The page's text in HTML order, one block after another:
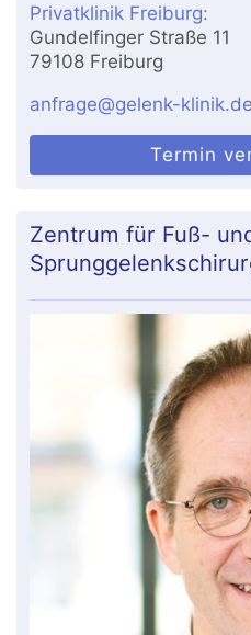
Privatklinik Freiburg:
Gundelfinger Straße 11
79108 Freiburg
anfrage@gelenk-klinik.de
Termin
Zentrum für Fuß-